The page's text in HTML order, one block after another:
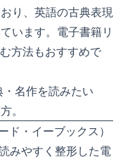
り、英語の古典表現
います。電子書籍リ
方法もおすすめで
名作を読みたい
。
・イーブックス）
みやすく整形した電